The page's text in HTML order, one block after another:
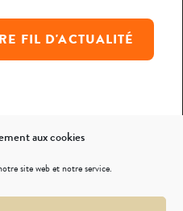
aux cookies
site web et notre service.
FIL D'ACTUALITÉ